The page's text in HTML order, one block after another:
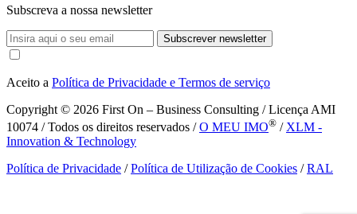
Subscreva a nossa newsletter
Subscrever newsletter
Aceito a Política de Privacidade e Termos de serviço
Copyright © 2026 First On – Business Consulting / Licença AMI
10074 / Todos os direitos reservados /O MEU IMO® / XLM -
Innovation & Technology
Política de Privacidade /Política de Utilização de Cookies /RAL